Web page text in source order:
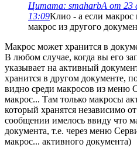
Цитата: smaharbA от 23
13:09Клио - а если макрос
макрос из другого
Макрос может хранится в
В любом случае, когда вы его
указывает на активный
хранится в другом документе,
видно среди макросов из
макрос... Там только макросы
который хранятся независимо
сообщении имелось ввиду что
документа, т.е. через меню
макрос... активного документа)